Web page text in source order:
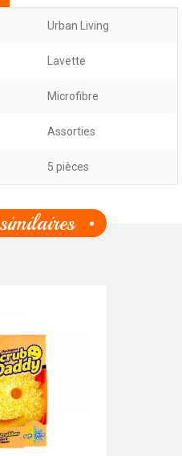
Urban Living
Lavette
Microfibre
Assorties
5 pièces